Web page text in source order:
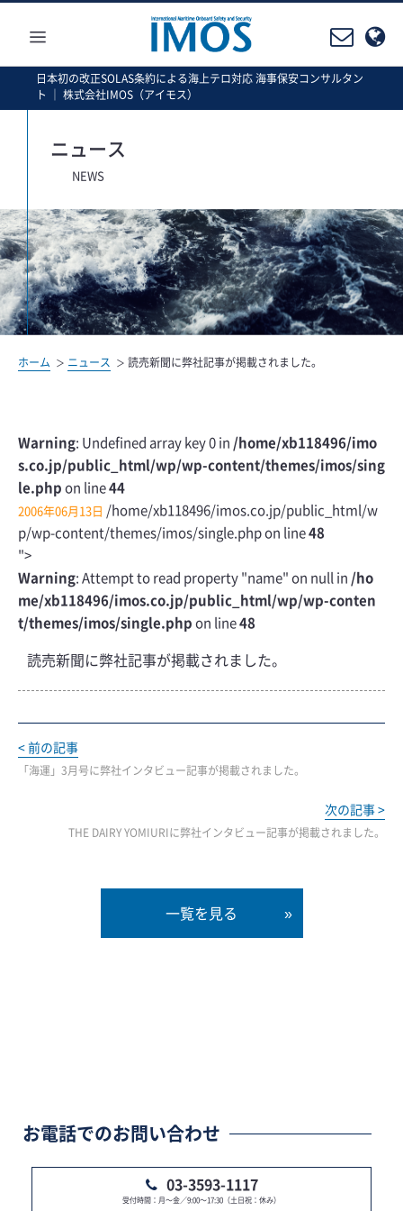
日本初の改正SOLAS条約による海上テロ対応 海事保安コンサルタン
ト ｜ 株式会社IMOS（アイモス）
≡
ニュース
NEWS
ホーム ニュース 読売新聞に弊社記事が掲載されました。
Warning: Undefined array key 0 in /home/xb118496/imo
s.co.jp/public_html/wp/wp-content/themes/imos/sing
le.phpon line44
2006年06月13日 /home/xb118496/imos.co.jp/public_html/w
p/wp-content/themes/imos/single.php on line48
">
Warning: Attempt to read property "name" on null in /ho
me/xb118496/imos.co.jp/public_html/wp/wp-conten
t/themes/imos/single.phpon line48
読売新聞に弊社記事が掲載されました。
< 前の記事
「海運」3月号に弊社インタビュー記事が掲載されました。
次の記事 >
THE DAIRY YOMIURIに弊社インタビュー記事が掲載されました。
一覧を見る
お電話でのお問い合わせ
03-3593-1117
受付時間：月～金／9:00～17:30（土日祝：休み）